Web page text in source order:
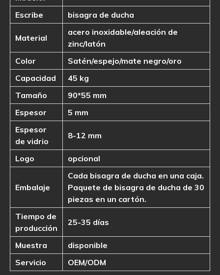
Escribe
bisagra de ducha
Material
acero inoxidable/aleación de
zinc/latón
Color
Satén/espejo/mate negro/oro
Capacidad
45 kg
Tamaño
90*55 mm
Espesor
5 mm
Espesor
de vidrio
8-12 mm
Logo opcional
Embalaje
Cada bisagra de ducha en una caja.
Paquete de bisagra de ducha de 30
piezas en un cartón.
Tiempo de
producción
25-35 días
Muestra
disponible
Servicio
OEM/ODM